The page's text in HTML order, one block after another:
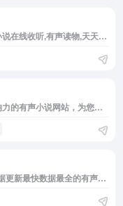
听书吧是听书吧提供最新最全热门有声小说在线收听,有声读物,天天评书网,有声小说每日更新,更新最快的有声小说听书网站,支持自动连播,无弹窗,听书吧是你最佳的选择！
海洋听书网是海洋听书网是国内最具影响力的有声小说网站，为您免费提供MP3有声小说打包下载、有声小说在线收听、百家讲坛、评书下载、儿歌大全、郭德纲相声等资源,是最专业的免费听书平台.
舒听网是舒听网（shuting5.com）是数据更新最快数据最全的有声小说网站.提供:都市言情,玄幻武侠,评书,相声小品,历史军事,网游动漫,恐怖惊悚,科幻,盗墓笔记,鬼吹灯等有声小说的在线收听,和...